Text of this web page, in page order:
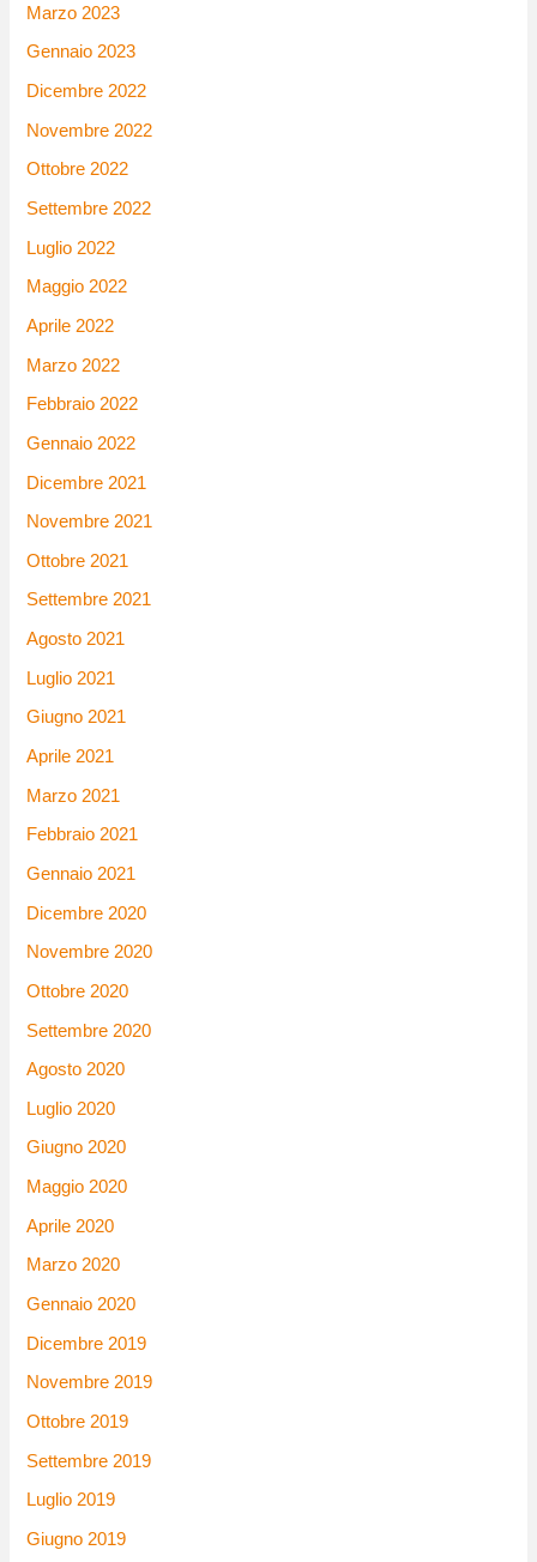
Marzo 2023
Gennaio 2023
Dicembre 2022
Novembre 2022
Ottobre 2022
Settembre 2022
Luglio 2022
Maggio 2022
Aprile 2022
Marzo 2022
Febbraio 2022
Gennaio 2022
Dicembre 2021
Novembre 2021
Ottobre 2021
Settembre 2021
Agosto 2021
Luglio 2021
Giugno 2021
Aprile 2021
Marzo 2021
Febbraio 2021
Gennaio 2021
Dicembre 2020
Novembre 2020
Ottobre 2020
Settembre 2020
Agosto 2020
Luglio 2020
Giugno 2020
Maggio 2020
Aprile 2020
Marzo 2020
Gennaio 2020
Dicembre 2019
Novembre 2019
Ottobre 2019
Settembre 2019
Luglio 2019
Giugno 2019